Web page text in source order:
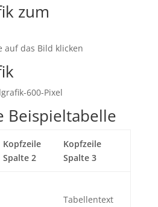
zum
auf das Bild klicken
600-Pixel
Beispieltabelle
Kopfzeile
Spalte 2
Kopfzeile
Spalte 3
Tabellentext